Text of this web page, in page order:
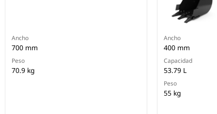
Ancho
700 mm
Peso
70.9 kg
Ancho
400 mm
Capacidad
53.79 L
Peso
55 kg